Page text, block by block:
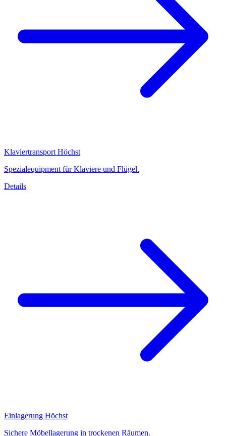
Klaviertransport Höchst
Spezialequipment für Klaviere und Flügel.
Details
Einlagerung Höchst
Sichere Möbellagerung in trockenen Räumen.